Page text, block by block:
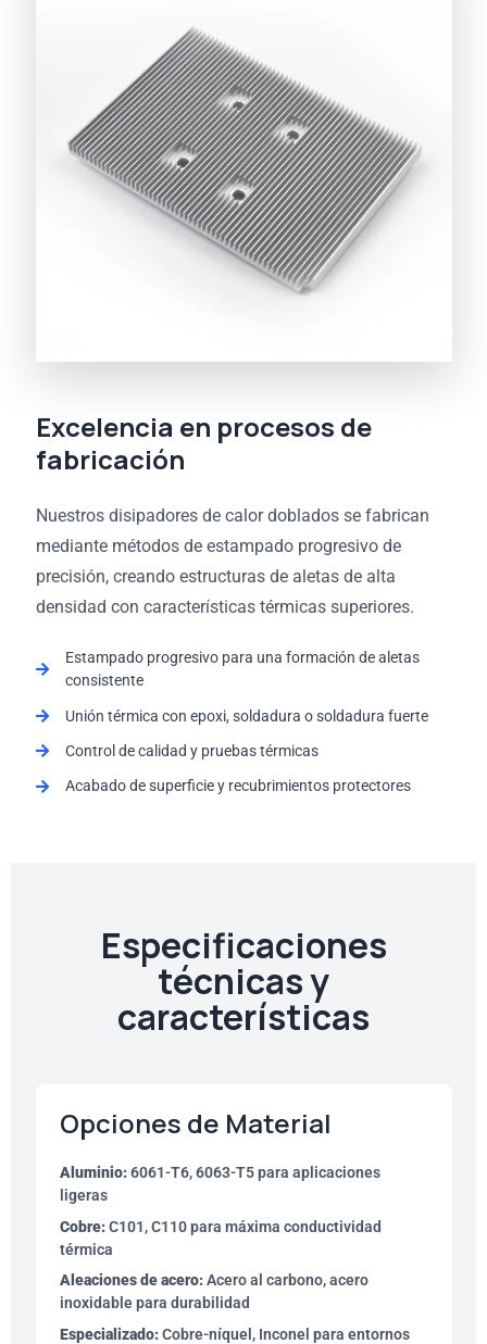
Excelencia en procesos de
fabricación
Nuestros disipadores de calor doblados se fabrican
mediante métodos de estampado progresivo de
precisión, creando estructuras de aletas de alta
densidad con características térmicas superiores.
Estampado progresivo para una formación de aletas
consistente
Unión térmica con epoxi, soldadura o soldadura fuerte
Control de calidad y pruebas térmicas
Acabado de superficie y recubrimientos protectores
Especificaciones
técnicas y
características
Opciones de Material
Aluminio:6061-T6, 6063-T5 para aplicaciones
ligeras
Cobre:C101, C110 para máxima conductividad
térmica
Aleaciones de acero:Acero al carbono, acero
inoxidable para durabilidad
Especializado:Cobre-níquel, Inconel para entornos